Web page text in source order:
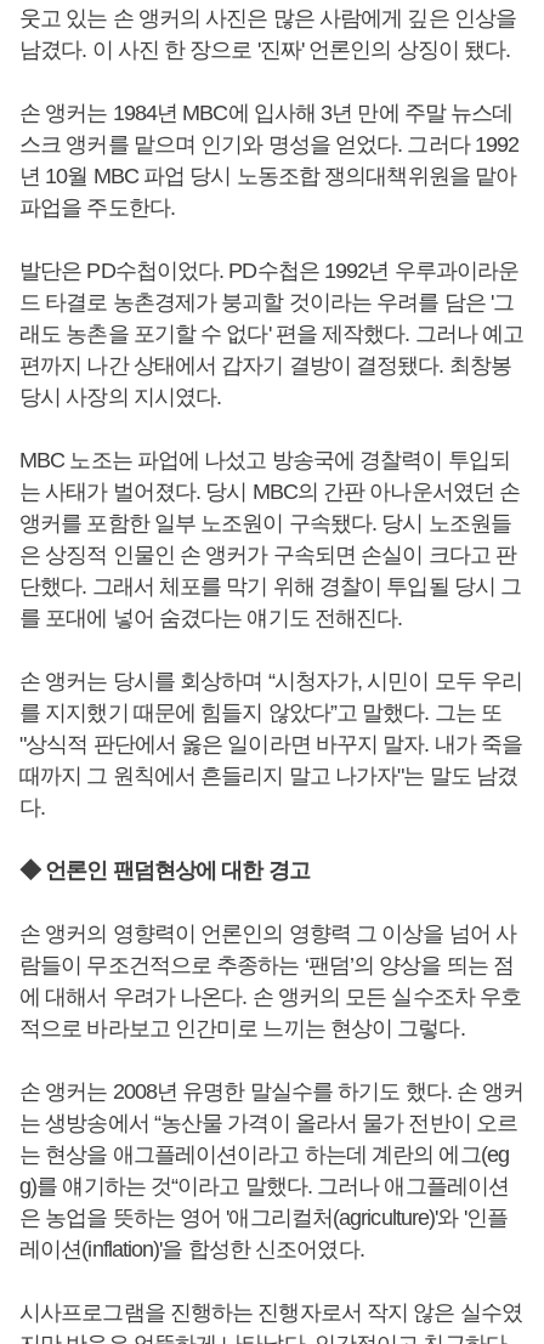
웃고 있는 손 앵커의 사진은 많은 사람에게 깊은 인상을
남겼다. 이 사진 한 장으로 '진짜' 언론인의 상징이 됐다.
손 앵커는 1984년 MBC에 입사해 3년 만에 주말 뉴스데
스크 앵커를 맡으며 인기와 명성을 얻었다. 그러다 1992
년 10월 MBC 파업 당시 노동조합 쟁의대책위원을 맡아
파업을 주도한다.
발단은 PD수첩이었다. PD수첩은 1992년 우루과이라운
드 타결로 농촌경제가 붕괴할 것이라는 우려를 담은 '그
래도 농촌을 포기할 수 없다' 편을 제작했다. 그러나 예고
편까지 나간 상태에서 갑자기 결방이 결정됐다. 최창봉
당시 사장의 지시였다.
MBC 노조는 파업에 나섰고 방송국에 경찰력이 투입되
는 사태가 벌어졌다. 당시 MBC의 간판 아나운서였던 손
앵커를 포함한 일부 노조원이 구속됐다. 당시 노조원들
은 상징적 인물인 손 앵커가 구속되면 손실이 크다고 판
단했다. 그래서 체포를 막기 위해 경찰이 투입될 당시 그
를 포대에 넣어 숨겼다는 얘기도 전해진다.
손 앵커는 당시를 회상하며 “시청자가, 시민이 모두 우리
를 지지했기 때문에 힘들지 않았다”고 말했다. 그는 또
"상식적 판단에서 옳은 일이라면 바꾸지 말자. 내가 죽을
때까지 그 원칙에서 흔들리지 말고 나가자"는 말도 남겼
다.
◆ 언론인 팬덤현상에 대한 경고
손 앵커의 영향력이 언론인의 영향력 그 이상을 넘어 사
람들이 무조건적으로 추종하는 ‘팬덤’의 양상을 띄는 점
에 대해서 우려가 나온다. 손 앵커의 모든 실수조차 우호
적으로 바라보고 인간미로 느끼는 현상이 그렇다.
손 앵커는 2008년 유명한 말실수를 하기도 했다. 손 앵커
는 생방송에서 “농산물 가격이 올라서 물가 전반이 오르
는 현상을 애그플레이션이라고 하는데 계란의 에그(eg
g)를 얘기하는 것“이라고 말했다. 그러나 애그플레이션
은 농업을 뜻하는 영어 '애그리컬처(agriculture)'와 '인플
레이션(inflation)'을 합성한 신조어였다.
시사프로그램을 진행하는 진행자로서 작지 않은 실수였